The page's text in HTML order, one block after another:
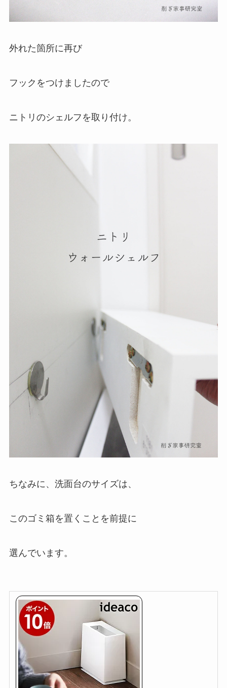
外れた箇所に再び
フックをつけましたので
ニトリのシェルフを取り付け。
ちなみに、洗面台のサイズは、
このゴミ箱を置くことを前提に
選んでいます。